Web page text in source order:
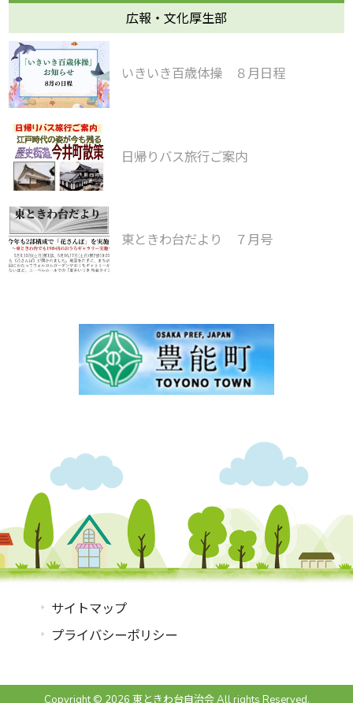
広報・文化厚生部
いきいき百歳体操 ８月日程
日帰りバス旅行ご案内
東ときわ台だより ７月号
サイトマップ
プライバシーポリシー
Copyright © 2026 東ときわ台自治会 All rights Reserved.